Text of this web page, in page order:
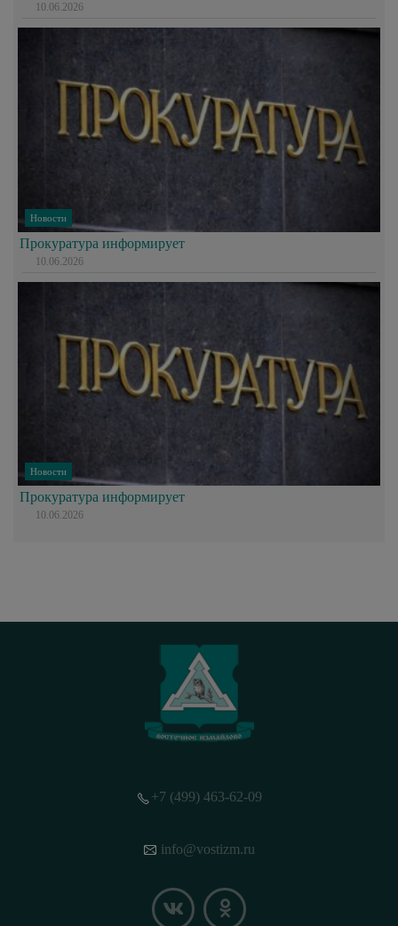
10.06.2026
Новости
Прокуратура информирует
10.06.2026
Новости
Прокуратура информирует
10.06.2026
+7 (499) 463-62-09
info@vostizm.ru